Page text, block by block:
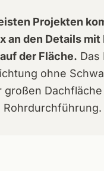
Projekten
an den Details mit
der Fläche. Das
ohne
großen
Rohrdurchführung.